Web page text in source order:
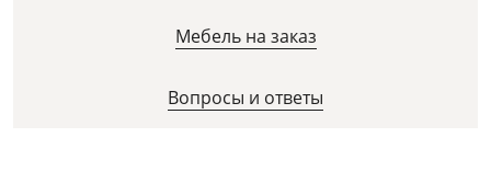
Мебель на заказ
Вопросы и ответы